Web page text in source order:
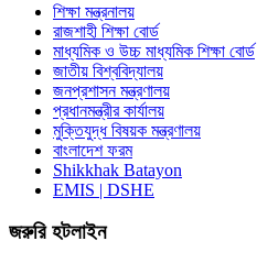
শিক্ষা মন্ত্রনালয়
রাজশাহী শিক্ষা বোর্ড
মাধ্যমিক ও উচ্চ মাধ্যমিক শিক্ষা বোর্ড
জাতীয় বিশ্ববিদ্যালয়
জনপ্রশাসন মন্ত্রণালয়
প্রধানমন্ত্রীর কার্যালয়
মুক্তিযুদ্ধ বিষয়ক মন্ত্রণালয়
বাংলাদেশ ফরম
Shikkhak Batayon
EMIS | DSHE
জরুরি হটলাইন